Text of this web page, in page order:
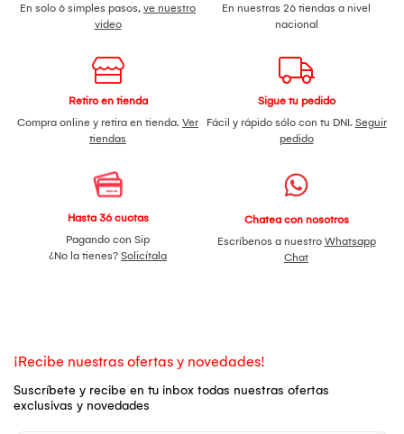
En solo 6 simples pasos, ve nuestro
video
En nuestras 26 tiendas a nivel
nacional
Retiro en tienda
Compra online y retira en tienda. Ver
tiendas
Sigue tu pedido
Fácil y rápido sólo con tu DNI. Seguir
pedido
Hasta 36 cuotas
Pagando con Sip
¿No la tienes? Solicítala
Chatea con nosotros
Escríbenos a nuestro Whatsapp
Chat
¡Recibe nuestras ofertas y novedades!
Suscríbete y recibe en tu inbox todas nuestras ofertas
exclusivas y novedades